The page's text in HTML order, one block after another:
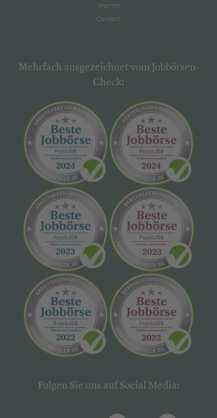
Imprint
Contact
Mehrfach ausgezeichnet vom Jobbörsen-
Check:
Folgen Sie uns auf Social Media: